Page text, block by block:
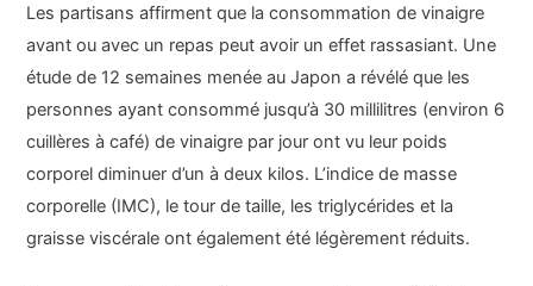
Les partisans affirment que la consommation de vinaigre
avant ou avec un repas peut avoir un effet rassasiant. Une
étude de 12 semaines menée au Japon a révélé que les
personnes ayant consommé jusqu’à 30 millilitres (environ 6
cuillères à café) de vinaigre par jour ont vu leur poids
corporel diminuer d’un à deux kilos. L’indice de masse
corporelle (IMC), le tour de taille, les triglycérides et la
graisse viscérale ont également été légèrement réduits.